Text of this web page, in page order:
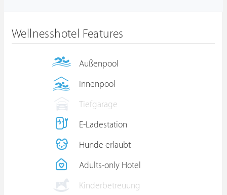
Wellnesshotel Features
Außenpool
Innenpool
Tiefgarage
E-Ladestation
Hunde erlaubt
Adults-only Hotel
Kinderbetreuung